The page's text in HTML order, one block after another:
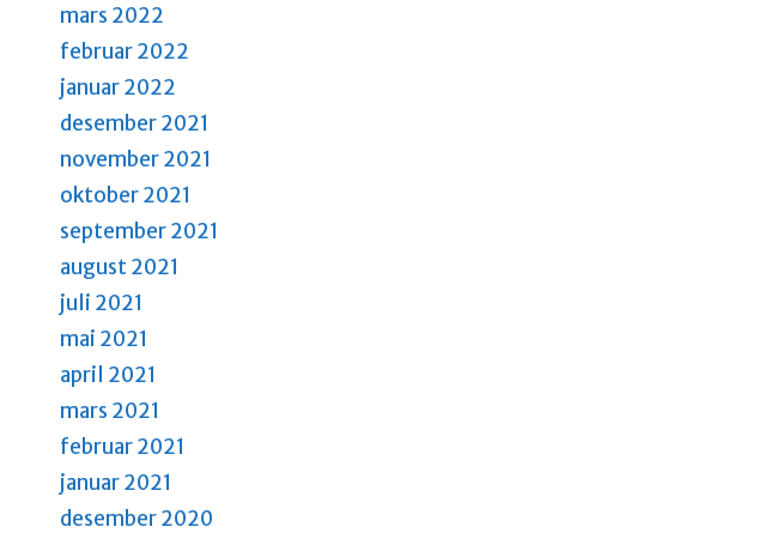
mars 2022
februar 2022
januar 2022
desember 2021
november 2021
oktober 2021
september 2021
august 2021
juli 2021
mai 2021
april 2021
mars 2021
februar 2021
januar 2021
desember 2020